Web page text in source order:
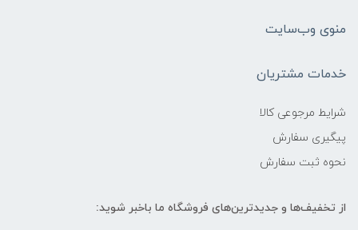
منوی وب‌سایت
خدمات مشتریان
شرایط مرجوعی کالا
پیگیری سفارش
نحوه ثبت سفارش
از تخفیف‌ها و جدیدترین‌های فروشگاه ما باخبر شوید: